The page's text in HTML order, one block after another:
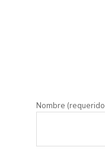
Nombre